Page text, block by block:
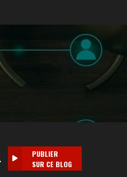
PUBLIER
SUR CE BLOG